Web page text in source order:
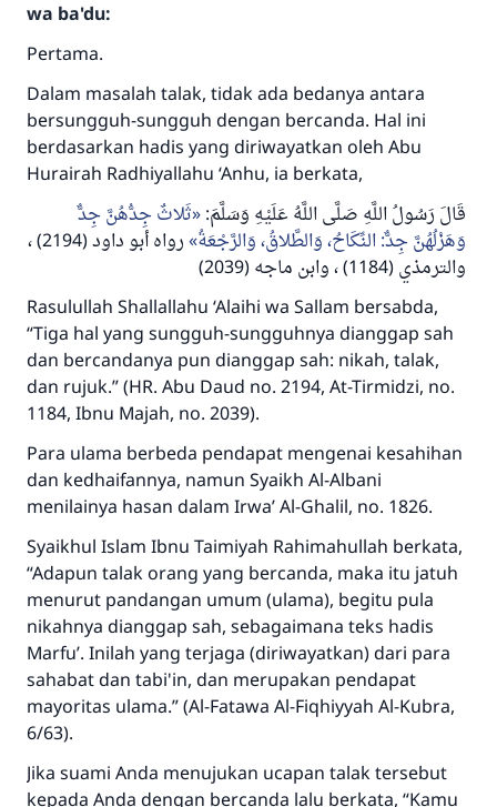
wa ba'du:
Pertama.
Dalam masalah talak, tidak ada bedanya antara
bersungguh-sungguh dengan bercanda. Hal ini
berdasarkan hadis yang diriwayatkan oleh Abu
Hurairah Radhiyallahu ‘Anhu, ia berkata,
قَالَ رَسُولُ اللَّهِ صَلَّى اللَّهُ عَلَيْهِ وَسَلَّمَ:
ثَلاثٌ جِدُّهُنَّ جِدٌّ
وَهَزْلُهُنَّ جِدٌّ: النِّكَاحُ، وَالطَّلاقُ، وَالرَّجْعَةُ
رواه أبو داود (2194) ،
والترمذي (1184) ، وابن ماجه (2039)
Rasulullah Shallallahu ‘Alaihi wa Sallam bersabda,
“Tiga hal yang sungguh-sungguhnya dianggap sah
dan bercandanya pun dianggap sah: nikah, talak,
dan rujuk.”(HR. Abu Daud no. 2194, At-Tirmidzi, no.
1184, Ibnu Majah, no. 2039).
Para ulama berbeda pendapat mengenai kesahihan
dan kedhaifannya, namun Syaikh Al-Albani
menilainya hasan dalam Irwa’ Al-Ghalil, no. 1826.
Syaikhul Islam Ibnu Taimiyah Rahimahullah berkata,
“Adapun talak orang yang bercanda, maka itu jatuh
menurut pandangan umum (ulama), begitu pula
nikahnya dianggap sah, sebagaimana teks hadis
Marfu’. Inilah yang terjaga (diriwayatkan) dari para
sahabat dan tabi'in, dan merupakan pendapat
mayoritas ulama.” (Al-Fatawa Al-Fiqhiyyah Al-Kubra,
6/63).
Jika suami Anda menujukan ucapan talak tersebut
kepada Anda dengan bercanda lalu berkata, “Kamu
Jawaban no. 110845